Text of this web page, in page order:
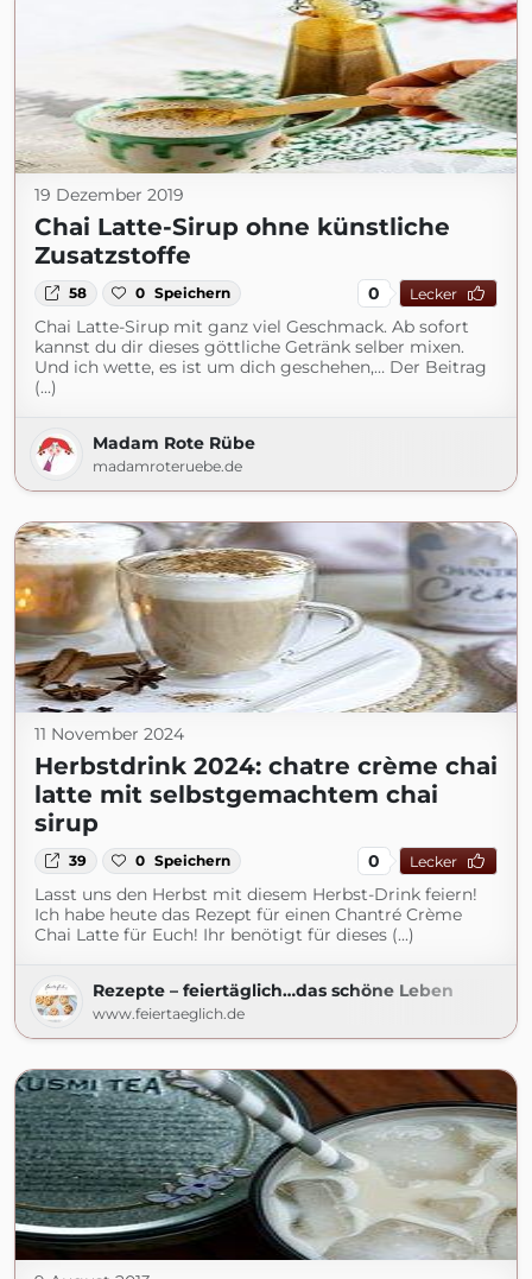
19 Dezember 2019
Chai Latte-Sirup ohne künstliche
Zusatzstoffe
58 0 Speichern 0 Lecker
Chai Latte-Sirup mit ganz viel Geschmack. Ab sofort
kannst du dir dieses göttliche Getränk selber mixen.
Und ich wette, es ist um dich geschehen,… Der Beitrag
(...)
Madam Rote Rübe
madamroteruebe.de
11 November 2024
Herbstdrink 2024: chatre crème chai
latte mit selbstgemachtem chai
sirup
39 0 Speichern 0 Lecker
Lasst uns den Herbst mit diesem Herbst-Drink feiern!
Ich habe heute das Rezept für einen Chantré Crème
Chai Latte für Euch! Ihr benötigt für dieses (...)
Rezepte – feiertäglich…das schöne Leben
www.feiertaeglich.de